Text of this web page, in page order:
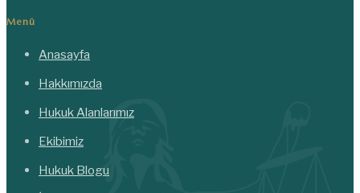
Menü
Anasayfa
Hakkımızda
Hukuk Alanlarımız
Ekibimiz
Hukuk Blogu